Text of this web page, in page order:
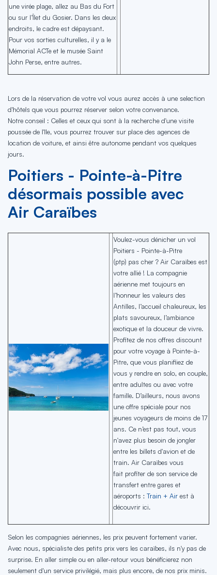
une virée plage, allez au Bas du Fort
ou sur l’Îlet du Gosier. Dans les deux
endroits, le cadre est dépaysant.
Pour vos sorties culturelles, il y a le
Mémorial ACTe et le musée Saint
John Perse, entre autres.
Lors de la réservation de votre vol vous aurez accès à une selection
d'hôtels que vous pourrez réserver selon votre convenance.
Notre conseil : Celles et ceux qui sont à la recherche d'une visite
poussée de l'île, vous pourrez trouver sur place des agences de
location de voiture, et ainsi être autonome pendant vos quelques
jours.
Poitiers - Pointe-à-Pitre
désormais possible avec
Air Caraïbes
Voulez-vous dénicher un vol
Poitiers - Pointe-à-Pitre
(ptp) pas cher ? Air Caraïbes est
votre allié ! La compagnie
aérienne met toujours en
l’honneur les valeurs des
Antilles, l’accueil chaleureux, les
plats savoureux, l’ambiance
exotique et la douceur de vivre.
Profitez de nos offres discount
pour votre voyage à Pointe-à-
Pitre, que vous planifiiez de
vous y rendre en solo, en couple,
entre adultes ou avec votre
famille. D’ailleurs, nous avons
une offre spéciale pour nos
jeunes voyageurs de moins de 17
ans. Ce n’est pas tout, vous
n'avez plus besoin de jongler
entre les billets d'avion et de
train. Air Caraïbes vous
fait profiter de son service de
transfert entre gares et
aéroports : Train + Air est à
découvrir ici.
Selon les compagnies aériennes, les prix peuvent fortement varier.
Avec nous, spécialiste des petits prix vers les caraïbes, ils n'y pas de
surprise. En aller simple ou en aller-retour vous bénéficierez non
seulement d'un service privilégié, mais plus encore, de nos prix minis.